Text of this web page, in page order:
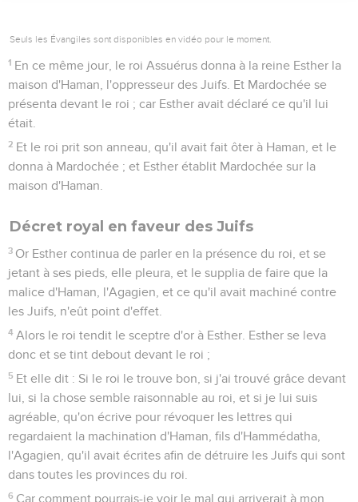
Seuls les Évangiles sont disponibles en vidéo pour le moment.
1 En ce même jour, le roi Assuérus donna à la reine Esther la
maison d'Haman, l'oppresseur des Juifs. Et Mardochée se
présenta devant le roi ; car Esther avait déclaré ce qu'il lui
était.
2 Et le roi prit son anneau, qu'il avait fait ôter à Haman, et le
donna à Mardochée ; et Esther établit Mardochée sur la
maison d'Haman.
Décret royal en faveur des Juifs
3 Or Esther continua de parler en la présence du roi, et se
jetant à ses pieds, elle pleura, et le supplia de faire que la
malice d'Haman, l'Agagien, et ce qu'il avait machiné contre
les Juifs, n'eût point d'effet.
4 Alors le roi tendit le sceptre d'or à Esther. Esther se leva
donc et se tint debout devant le roi ;
5 Et elle dit : Si le roi le trouve bon, si j'ai trouvé grâce devant
lui, si la chose semble raisonnable au roi, et si je lui suis
agréable, qu'on écrive pour révoquer les lettres qui
regardaient la machination d'Haman, fils d'Hammédatha,
l'Agagien, qu'il avait écrites afin de détruire les Juifs qui sont
dans toutes les provinces du roi.
6 Car comment pourrais-je voir le mal qui arriverait à mon